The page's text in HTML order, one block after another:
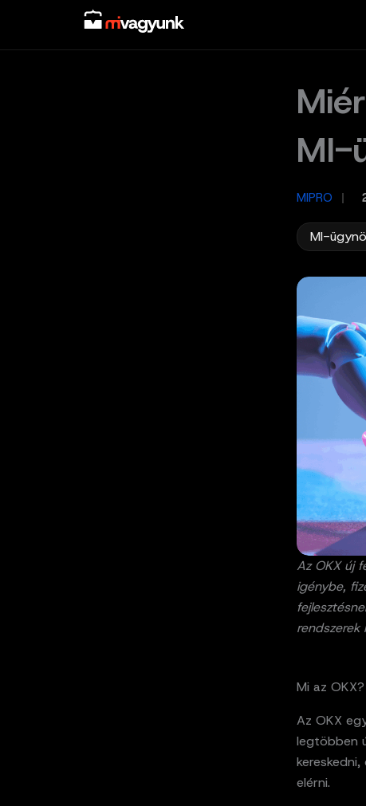
content
MI-
MIPRO
MI-
Az OKX új
igénybe,
rendszerek
Mi az OKX?
Az OKX
legtöbben
elérni.